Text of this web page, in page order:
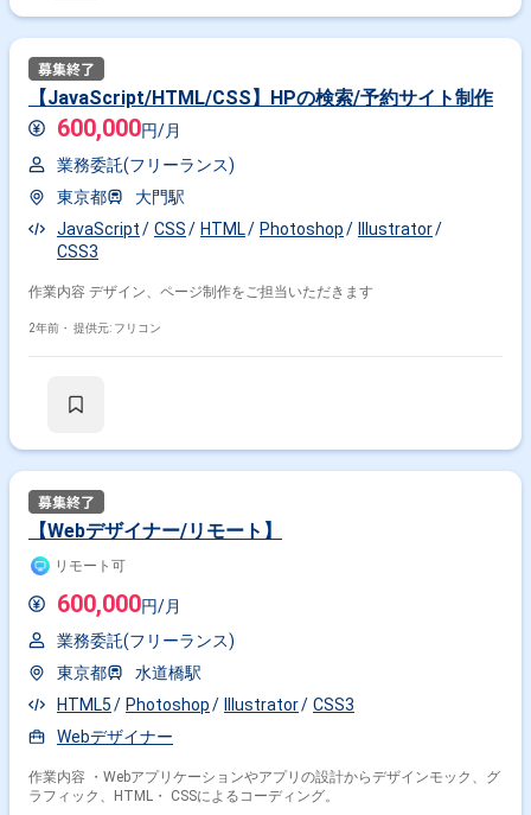
【JavaScript/HTML/CSS】HPの検索/予約サイト制作
600,000円/月
業務委託(フリーランス)
東京都
大門駅
JavaScript
CSS HTML Photoshop
Illustrator
CSS3
作業内容 デザイン、ページ制作をご担当いただきます
2年前・ 提供元: フリコン
【Webデザイナー/リモート】
リモート可
600,000円/月
業務委託(フリーランス)
東京都
水道橋駅
HTML5
Photoshop Illustrator
CSS3
Webデザイナー
作業内容 ・Webアプリケーションやアプリの設計からデザインモック、グ
ラフィック、HTML・ CSSによるコーディング。